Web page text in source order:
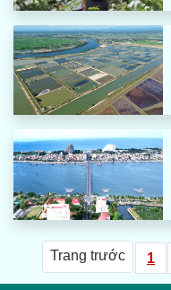
Trang trước 1